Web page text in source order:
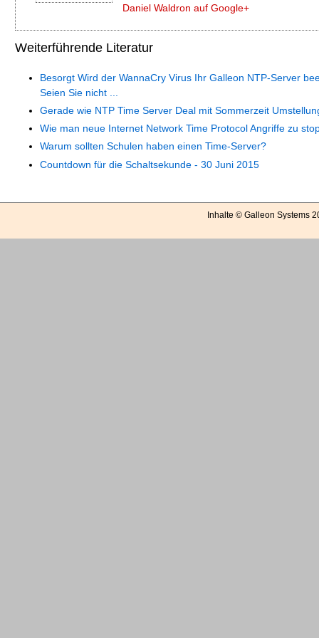
Daniel Waldron auf Google+
Weiterführende Literatur
Besorgt Wird der WannaCry Virus Ihr Galleon NTP-Server
Seien Sie nicht ...
Gerade wie NTP Time Server Deal mit Sommerzeit
Wie man neue Internet Network Time Protocol Angriffe zu
Warum sollten Schulen haben einen Time-Server?
Countdown für die Schaltsekunde - 30 Juni 2015
Inhalte © Galleon Systems